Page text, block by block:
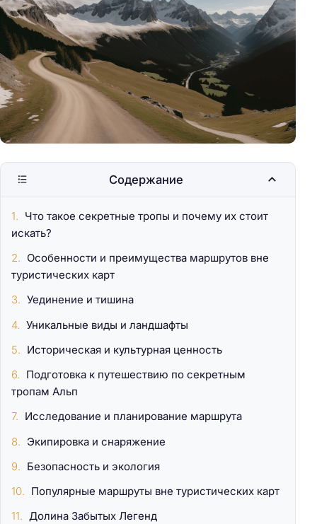
Содержание
Что такое секретные тропы и почему их стоит
искать?
Особенности и преимущества маршрутов вне
туристических карт
Уединение и тишина
Уникальные виды и ландшафты
Историческая и культурная ценность
Подготовка к путешествию по секретным
тропам Альп
Исследование и планирование маршрута
Экипировка и снаряжение
Безопасность и экология
Популярные маршруты вне туристических карт
Долина Забытых Легенд